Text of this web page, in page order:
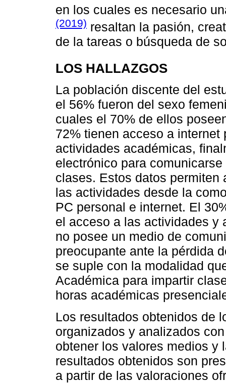
en los cuales es necesario
(2019) resaltan la pasión,
de la tareas o búsqueda de
LOS HALLAZGOS
La población discente del
el 56% fueron del sexo
cuales el 70% de ellos
72% tienen acceso a
actividades académicas,
electrónico para
clases. Estos datos permiten
las actividades desde la
PC personal e internet. El
el acceso a las actividades y
no posee un medio de
preocupante ante la pérdida
se suple con la modalidad
Académica para impartir
horas académicas
Los resultados obtenidos de
organizados y analizados
obtener los valores medios y
resultados obtenidos son
a partir de las valoraciones